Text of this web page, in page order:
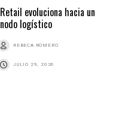
Retail evoluciona hacia un
nodo logístico
REBECA ROMERO
JULIO 29, 2026